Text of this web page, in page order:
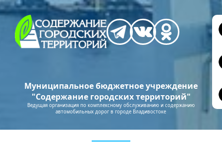
Муниципальное бюджетное учреждение
"Содержание городских территорий"
Ведущая организация по комплексному обслуживанию и содержанию
автомобильных дорог в городе Владивостоке